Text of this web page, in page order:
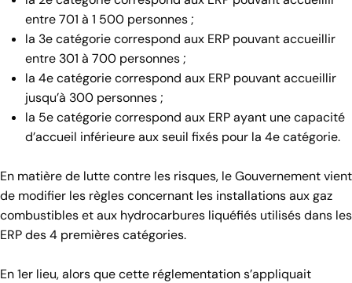
entre 701 à 1 500 personnes ;
la 3e catégorie correspond aux ERP pouvant accueillir
entre 301 à 700 personnes ;
la 4e catégorie correspond aux ERP pouvant accueillir
jusqu’à 300 personnes ;
la 5e catégorie correspond aux ERP ayant une capacité
d’accueil inférieure aux seuil fixés pour la 4e catégorie.
En matière de lutte contre les risques, le Gouvernement vient
de modifier les règles concernant les installations aux gaz
combustibles et aux hydrocarbures liquéfiés utilisés dans les
ERP des 4 premières catégories.
En 1er lieu, alors que cette réglementation s’appliquait